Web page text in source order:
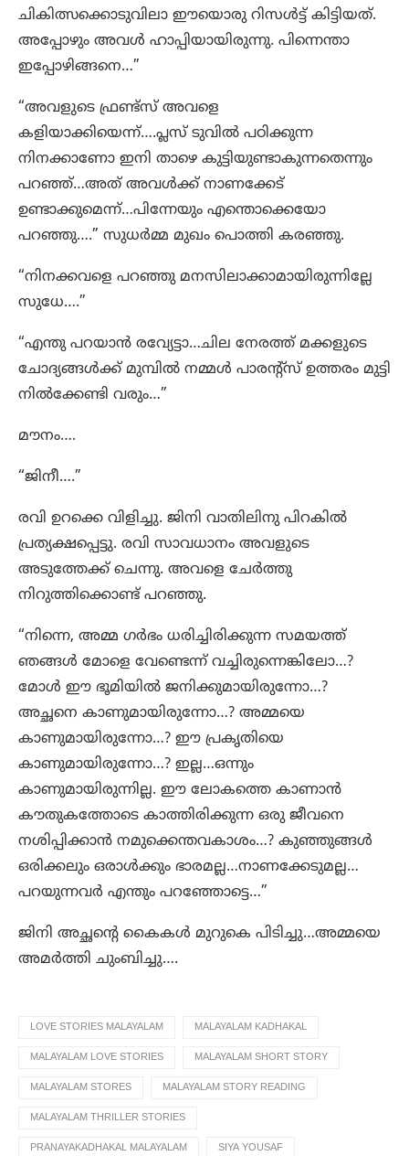
ചികിത്സക്കൊടുവിലാ ഈയൊരു റിസൾട്ട് കിട്ടിയത്.
അപ്പോഴും അവൾ ഹാപ്പിയായിരുന്നു. പിന്നെന്താ
ഇപ്പോഴിങ്ങനെ…”
“അവളുടെ ഫ്രണ്ട്സ് അവളെ
കളിയാക്കിയെന്ന്….പ്ലസ് ടുവിൽ പഠിക്കുന്ന
നിനക്കാണോ ഇനി താഴെ കുട്ടിയുണ്ടാകുന്നതെന്നും
പറഞ്ഞ്…അത് അവൾക്ക് നാണക്കേട്
ഉണ്ടാക്കുമെന്ന്…പിന്നേയും എന്തൊക്കെയോ
പറഞ്ഞു….” സുധർമ്മ മുഖം പൊത്തി കരഞ്ഞു.
“നിനക്കവളെ പറഞ്ഞു മനസിലാക്കാമായിരുന്നില്ലേ
സുധേ….”
“എന്തു പറയാൻ രവ്യേട്ടാ…ചില നേരത്ത് മക്കളുടെ
ചോദ്യങ്ങൾക്ക് മുമ്പിൽ നമ്മൾ പാരന്റ്സ് ഉത്തരം മുട്ടി
നിൽക്കേണ്ടി വരും…”
മൗനം….
“ജിനീ….”
രവി ഉറക്കെ വിളിച്ചു. ജിനി വാതിലിനു പിറകിൽ
പ്രത്യക്ഷപ്പെട്ടു. രവി സാവധാനം അവളുടെ
അടുത്തേക്ക് ചെന്നു. അവളെ ചേര്‍ത്തു
നിറുത്തിക്കൊണ്ട് പറഞ്ഞു.
“നിന്നെ, അമ്മ ഗർഭം ധരിച്ചിരിക്കുന്ന സമയത്ത്
ഞങ്ങൾ മോളെ വേണ്ടെന്ന് വച്ചിരുന്നെങ്കിലോ…?
മോൾ ഈ ഭൂമിയിൽ ജനിക്കുമായിരുന്നോ…?
അച്ഛനെ കാണുമായിരുന്നോ…? അമ്മയെ
കാണുമായിരുന്നോ…? ഈ പ്രകൃതിയെ
കാണുമായിരുന്നോ…? ഇല്ല…ഒന്നും
കാണുമായിരുന്നില്ല. ഈ ലോകത്തെ കാണാൻ
കൗതുകത്തോടെ കാത്തിരിക്കുന്ന ഒരു ജീവനെ
നശിപ്പിക്കാൻ നമുക്കെന്തവകാശം…? കുഞ്ഞുങ്ങൾ
ഒരിക്കലും ഒരാൾക്കും ഭാരമല്ല…നാണക്കേടുമല്ല…
പറയുന്നവർ എന്തും പറഞ്ഞോട്ടെ…”
ജിനി അച്ഛന്റെ കൈകൾ മുറുകെ പിടിച്ചു…അമ്മയെ
അമർത്തി ചുംബിച്ചു….
LOVE STORIES MALAYALAM MALAYALAM KADHAKAL
MALAYALAM LOVE STORIES MALAYALAM SHORT STORY
MALAYALAM STORES MALAYALAM STORY READING
MALAYALAM THRILLER STORIES
PRANAYAKADHAKAL MALAYALAM SIYA YOUSAF